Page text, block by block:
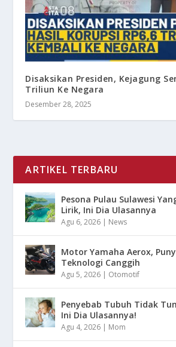
Disaksikan Presiden, Kejagung
Triliun Ke Negara
Desember 28, 2025
ARTIKEL TERBARU
Pesona Pulau Sulawesi
Lirik, Ini Dia Ulasannya
Agu 6, 2026 | News
Motor Yamaha Aerox,
Teknologi Canggih
Agu 5, 2026 | Otomotif
Penyebab Tubuh Tidak
Ini Dia Ulasannya!
Agu 4, 2026 | Mom